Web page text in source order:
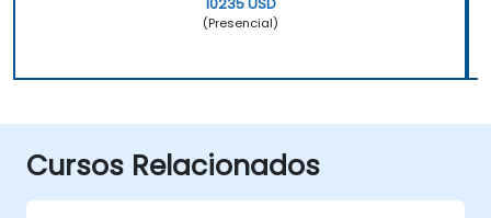
(Presencial)
Cursos Relacionados